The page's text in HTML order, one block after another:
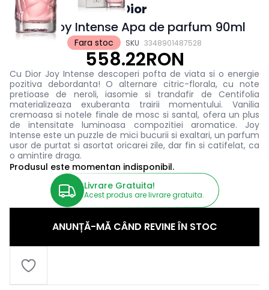
Fara stoc SKU 3348901487528
Dior
Dior Joy Intense Apa de parfum 90ml
558.22RON
Cu Dior Joy Intense descoperi pofta de viata si o energie
pozitiva debordanta! O alternare citric-florala, cu note
pretioase de neroli, iasomie si trandafir de Centifolia
materializeaza exuberanta trairii momentului. Vanilia
cremoasa si notele finale de mosc si santal, ofera un plus
de intensitate luminoasa compozitiei aromatice. Joy
Intense este un puzzle de mici bucurii si exaltari, un parfum
usor de purtat si asortat oricarei zile, dar fin si catifelat, ca
o amintire draga.
Produsul este momentan indisponibil.
Livrare Gratuita!
Acest produs are livrare gratuita.
ANUNȚĂ-MĂ CÂND REVINE ÎN STOC